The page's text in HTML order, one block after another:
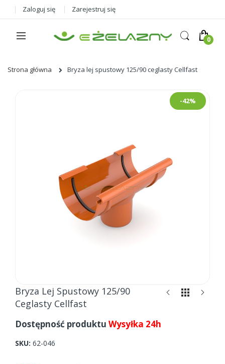
Zaloguj się Zarejestruj się
Strona główna Bryza lej spustowy 125/90 ceglasty Cellfast
-42%
Skip
to
beginning
the
Bryza Lej Spustowy 125/90
Ceglasty Cellfast
Dostępność produktu Wysyłka 24h
SKU 62-046